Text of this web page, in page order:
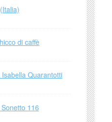
di caffè
Quarantotti
116